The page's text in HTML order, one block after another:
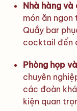
Nhà hàng và
món ăn ngon
Quầy bar
cocktail đến
Phòng họp
chuyên
các đoàn
kiện quan